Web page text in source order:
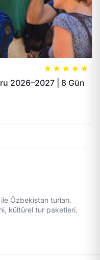
2026–2027 | 8 Gün
Özbekistan turları.
kültürel tur paketleri.